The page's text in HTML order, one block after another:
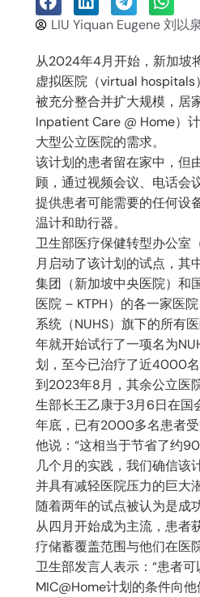
LIU Yiquan Eugene 刘以泉
从2024年4月开始，新加坡
虚拟医院（virtual hospitals
被充分整合并扩大规模，居
Inpatient Care @ Home）
大型公立医院的需求。
该计划的患者留在家中，但
顾，通过视频会议、电话会
提供患者可能需要的任何设
温计和助行器。
卫生部医疗保健转型办公室
月启动了该计划的试点，其
集团（新加坡中央医院）和
医院 – KTPH）的各一家医
系统（NUHS）旗下的所有
年就开始试行了一项名为
划，至今已治疗了近4000名
到2023年8月，其余公立医
生部长王乙康于3月6日在国
年底，已有2000多名患者受
他说：“这相当于节省了约
几个月的实践，我们确信该
并具有减轻医院压力的巨大
随着两年的试点被认为是成
从四月开始成为主流，患者
疗储蓄覆盖范围与他们在医
卫生部发言人表示：“患者
MIC@Home计划的条件向